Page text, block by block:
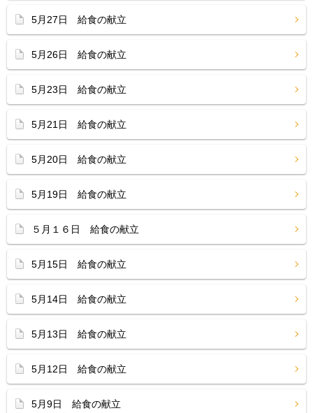
5月27日 給食の献立
5月26日 給食の献立
5月23日 給食の献立
5月21日 給食の献立
5月20日 給食の献立
5月19日 給食の献立
５月１６日 給食の献立
5月15日 給食の献立
5月14日 給食の献立
5月13日 給食の献立
5月12日 給食の献立
5月9日 給食の献立